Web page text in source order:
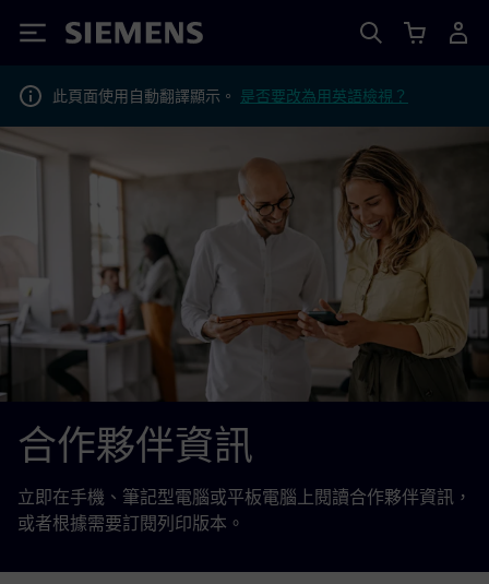
Siemens
此頁面使用自動翻譯顯示。 是否要改為用英語檢視？
合作夥伴資訊
立即在手機、筆記型電腦或平板電腦上閱讀合作夥伴資訊，
或者根據需要訂閱列印版本。